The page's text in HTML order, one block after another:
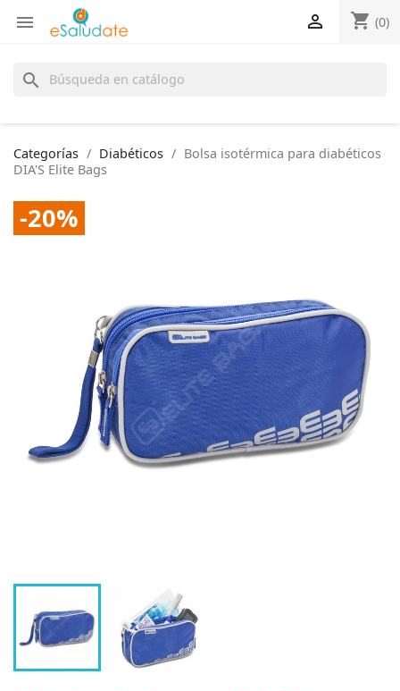
 shopping_cart (0)

search
Categorías Diabéticos
Bolsa isotérmica para diabéticos
DIA'S Elite Bags
-20%